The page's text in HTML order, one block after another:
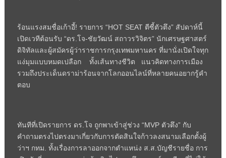
ร้อนแรงสมชื่อเก้าอี้! รายการ “HOT SEAT ตีซี้ตัวตึง” สัปดาห์นี้
เปิดเวทีต้อนรับ “ดร.โจ-ชัยวัฒน์ สถาวรวิจิตร” นักเศรษฐศาสตร์
ดิจิทัลและผู้สมัครผู้ว่าราชการกรุงเทพมหานคร ที่มานั่งเปิดใจทุก
แง่มุมแบบหมดเปลือก ทั้งเส้นทางชีวิต แนวคิดทางการเมือง
รวมถึงประเด็นดราม่าร้อนจากโลกออนไลน์ที่หลายคนอยากรู้คำ
ตอบ
ทันทีที่เปิดรายการ ดร.โจ ถูกพาเข้าสู่ช่วง “MVP ตัวตึง” กับ
คำถามตรงไปตรงมาเกี่ยวกับการตัดสินใจก้าวลงสนามเลือกตั้งผู้
ว่าฯ กทม. ทั้งเรื่องการลาออกจากตำแหน่ง ส.ส.บัญชีรายชื่อ การ